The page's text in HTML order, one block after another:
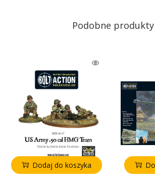
Podobne produkty
Dodaj do koszyka